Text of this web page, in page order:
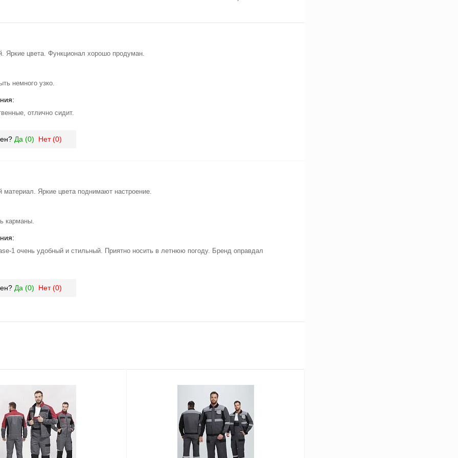
Яркие цвета. Функционал хорошо продуман.
немного узко.
отлично сидит.
Да (0) Нет (0)
Яркие цвета поднимают настроение.
карманы.
1 очень удобный и стильный. Приятно носить в летнюю погоду. Бренд оправдал
Да (0) Нет (0)